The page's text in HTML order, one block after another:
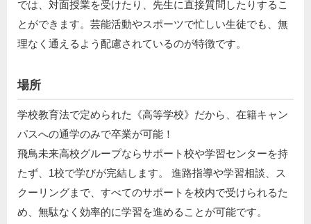
では、対面授業を受けたり、先生に直接質問したりするこ
とができます。芸能活動やスポーツで忙しい生徒でも、無
理なく通えるよう配慮されているのが特徴です。
場所
学校教育法で定められた《高等学校》だから、在籍キャン
パスへの通学のみで卒業が可能！
飛鳥未来高校グループならサポート校や学習センターを持
たず、1校で学びが完結します。 進路指導や学習相談、ス
クーリングまで、すべてのサポートを校内で受けられるた
め、無駄なく効率的に学習を進めることが可能です。